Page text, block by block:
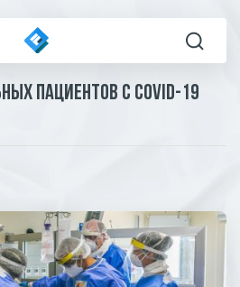
Технологии
Пресса
пациентов с Covid-19